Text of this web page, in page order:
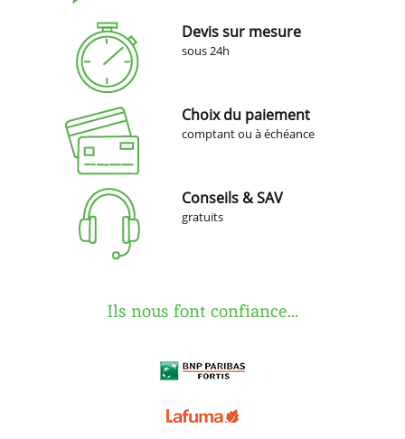
Devis sur mesure
sous 24h
Choix du paiement
comptant ou à échéance
Conseils & SAV
gratuits
Ils nous font confiance...